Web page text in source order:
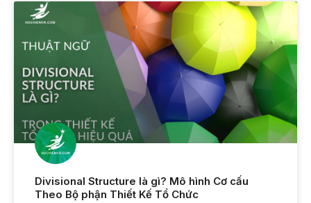
Divisional Structure là gì? Mô hình Cơ cấu
Theo Bộ phận Thiết Kế Tổ Chức